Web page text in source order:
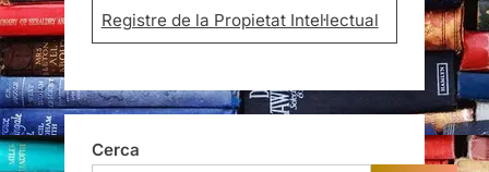
Registre de la Propietat Intel·lectual
Cerca